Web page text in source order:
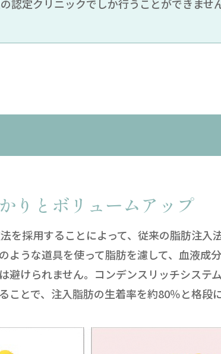
認定クリニックでしか行うことができませ
りとボリュームアップ
を採用することによって、従来の脂肪注
ような道具を使って脂肪を濾して、血液成
けられません。コンデンスリッチシステ
とで、注入脂肪の生着率を約80％と格段